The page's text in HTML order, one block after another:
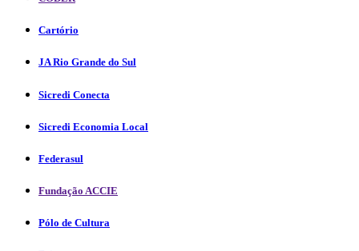
Cartório
JA Rio Grande do Sul
Sicredi Conecta
Sicredi Economia Local
Federasul
Fundação ACCIE
Pólo de Cultura